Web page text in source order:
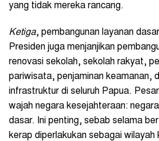
yang tidak mereka rancang.
Ketiga, pembangunan layanan
Presiden juga menjanjikan
renovasi sekolah, sekolah rakyat,
pariwisata, penjaminan keamanan,
infrastruktur di seluruh Papua.
wajah negara kesejahteraan:
dasar. Ini penting, sebab selama
kerap diperlakukan sebagai